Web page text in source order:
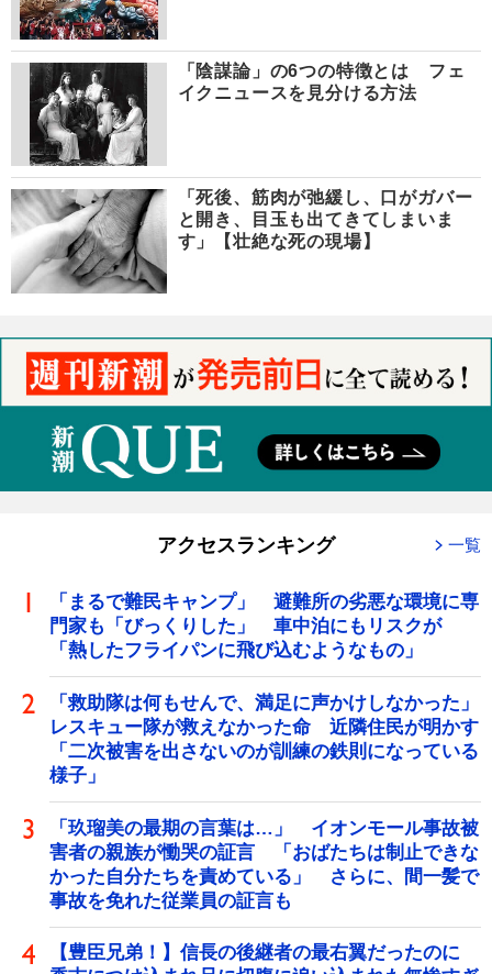
「陰謀論」の6つの特徴とは フェ
イクニュースを見分ける方法
「死後、筋肉が弛緩し、口がガバー
と開き、目玉も出てきてしまいま
す」【壮絶な死の現場】
アクセスランキング 一覧
「まるで難民キャンプ」 避難所の劣悪な環境に専
門家も「びっくりした」 車中泊にもリスクが
「熱したフライパンに飛び込むようなもの」
「救助隊は何もせんで、満足に声かけしなかった」
レスキュー隊が救えなかった命 近隣住民が明かす
「二次被害を出さないのが訓練の鉄則になっている
様子」
「玖瑠美の最期の言葉は…」 イオンモール事故被
害者の親族が慟哭の証言 「おばたちは制止できな
かった自分たちを責めている」 さらに、間一髪で
事故を免れた従業員の証言も
【豊臣兄弟！】信長の後継者の最右翼だったのに